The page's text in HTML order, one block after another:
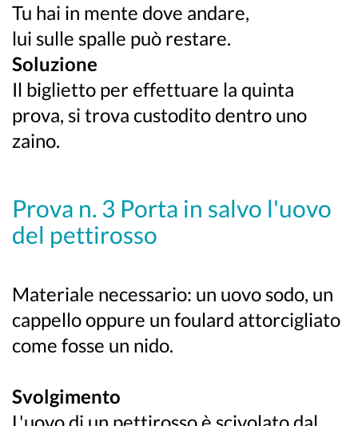
Tu hai in mente dove andare,
lui sulle spalle può restare.
Soluzione
Il biglietto per effettuare la quinta
prova, si trova custodito dentro uno
zaino.
Prova n. 3 Porta in salvo l'uovo
del pettirosso
Materiale necessario: un uovo sodo, un
cappello oppure un foulard attorcigliato
come fosse un nido.
Svolgimento